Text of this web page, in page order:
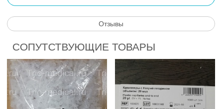
Отзывы
СОПУТСТВУЮЩИЕ ТОВАРЫ